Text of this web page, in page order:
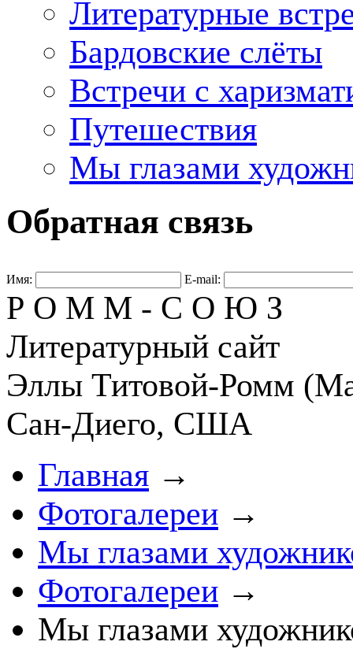
Литературные
Бардовские слёты
Встречи с
Путешествия
Мы глазами
Обратная связь
Имя: E-mail:
Р О М М - С О Ю З
Литературный сайт
Эллы Титовой-Ромм
Сан-Диего, США
Главная →
Фотогалереи →
Мы глазами
Фотогалереи →
Мы глазами